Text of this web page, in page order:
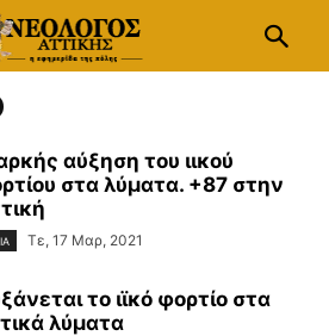
αύξηση του ιικού
στα λύματα. +87 στην
Τε, 17 Μαρ, 2021
το ιϊκό φορτίο στα
λύματα